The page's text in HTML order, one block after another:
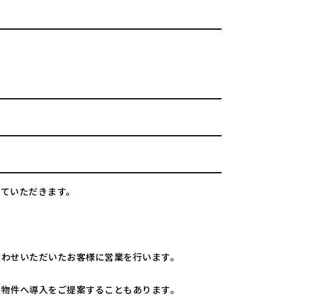
いただきます。
せいただいたお客様に営業を行います。
件へ導入をご提案することもあります。